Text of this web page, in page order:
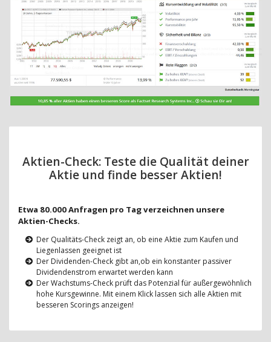
Aktien-Check: Teste die Qualität deiner
Aktie und finde besser Aktien!
Etwa 80.000 Anfragen pro Tag verzeichnen unsere
Aktien-Checks.
Der Qualitäts-Check zeigt an, ob eine Aktie zum Kaufen und
Liegenlassen geeignet ist
Der Dividenden-Check gibt an,ob ein konstanter passiver
Dividendenstrom erwartet werden kann
Der Wachstums-Check prüft das Potenzial für außergewöhnlich
hohe Kursgewinne. Mit einem Klick lassen sich alle Aktien mit
besseren Scorings anzeigen!